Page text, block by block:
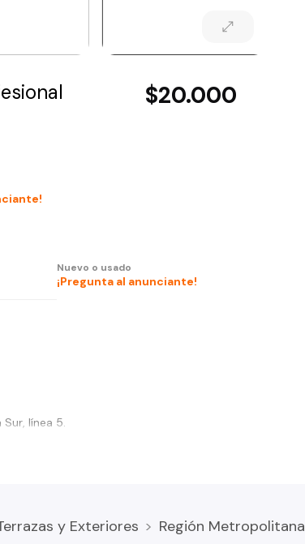
$20.000
Nuevo o usado
¡Pregunta al anunciante!
línea 5.
y Exteriores Región Metropolitana